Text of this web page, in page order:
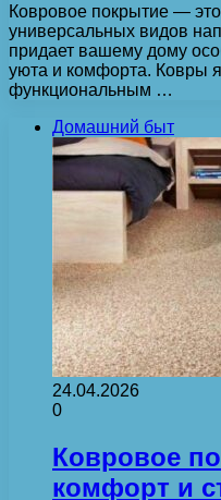
Ковровое покрытие —
универсальных видов
придает вашему дому
уюта и комфорта. Ковры
функциональным …
Домашний быт
24.04.2026
0
Ковровое
комфорт и